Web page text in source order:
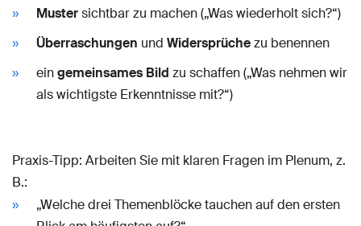
Mustersichtbar zu machen („Was wiederholt sich?“)
Überraschungen und Widersprüchezu benennen
eingemeinsames Bild zu schaffen („Was nehmen wir
als wichtigste Erkenntnisse mit?“)
Praxis-Tipp: Arbeiten Sie mit klaren Fragen im Plenum, z.
B.:
„Welche drei Themenblöcke tauchen auf den ersten